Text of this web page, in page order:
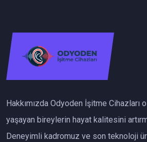
Hakkımızda Odyoden İşitme Cihazları
yaşayan bireylerin hayat kalitesini
Deneyimli kadromuz ve son teknoloji